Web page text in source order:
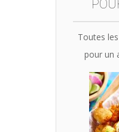
Toutes
pour un